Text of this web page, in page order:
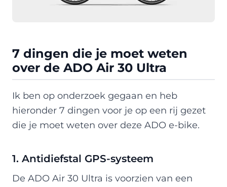
7 dingen die je moet weten
over de ADO Air 30 Ultra
Ik ben op onderzoek gegaan en heb
hieronder 7 dingen voor je op een rij gezet
die je moet weten over deze ADO e-bike.
1. Antidiefstal GPS-systeem
De ADO Air 30 Ultra is voorzien van een